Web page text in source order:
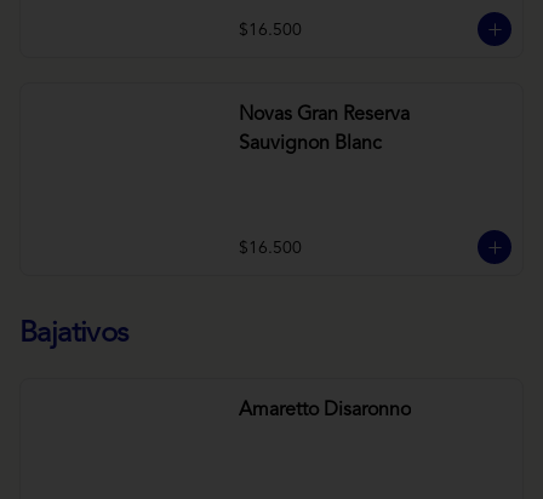
$16.500
Novas Gran Reserva
Sauvignon Blanc
$16.500
Bajativos
Amaretto Disaronno